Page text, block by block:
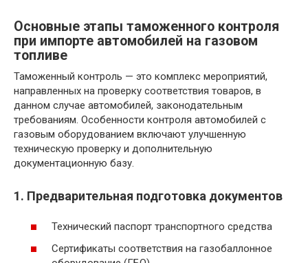
Основные этапы таможенного контроля
при импорте автомобилей на газовом
топливе
Таможенный контроль — это комплекс мероприятий,
направленных на проверку соответствия товаров, в
данном случае автомобилей, законодательным
требованиям. Особенности контроля автомобилей с
газовым оборудованием включают улучшенную
техническую проверку и дополнительную
документационную базу.
1. Предварительная подготовка документов
Технический паспорт транспортного средства
Сертификаты соответствия на газобаллонное